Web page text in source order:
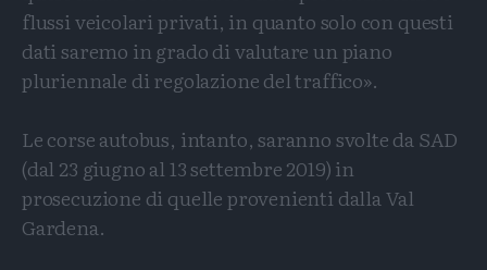
flussi veicolari privati, in quanto solo con questi
dati saremo in grado di valutare un piano
pluriennale di regolazione del traffico».
Le corse autobus, intanto, saranno svolte da SAD
(dal 23 giugno al 13 settembre 2019) in
prosecuzione di quelle provenienti dalla Val
Gardena.